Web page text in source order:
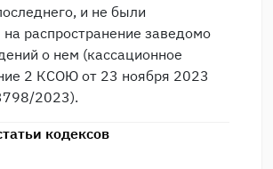
и не были
распространение заведомо
о нем (кассационное
2 КСОЮ от 23 ноября 2023
2023).
кодексов